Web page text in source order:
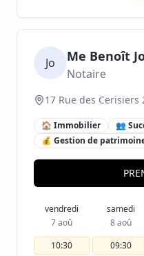
Jo Me Benoît
Notaire
17 Rue des
🏠 Immobilier 👥
💰 Gestion de
vendredi
7 aoû
10:30
samedi
8 aoû
09:30